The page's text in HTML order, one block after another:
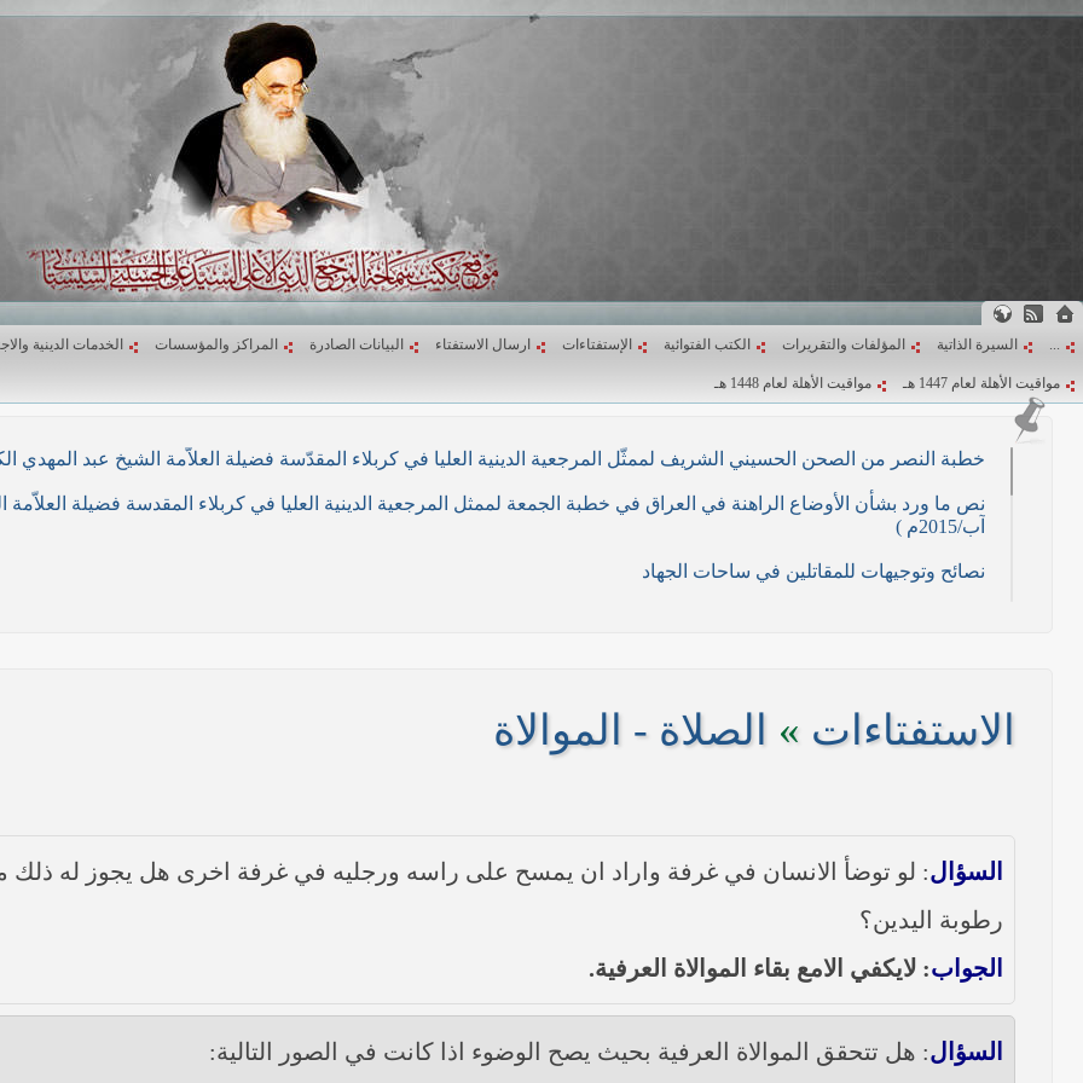
... السيرة الذاتية المؤلفات والتقريرات الكتب الفتوائية الإستفتاءات ارسال الاستفتاء البيانات الصادرة المراكز والمؤسسات الخدمات الدينية
مواقيت الأهلة لعام 1447 هـ مواقيت الأهلة لعام 1448 هـ
خطبة النصر من الصحن الحسيني الشريف لممثّل المرجعية الدينية العليا في كربلاء المقدّسة فضيلة العلاّمة الشيخ عبد المهدي الكربلائي في (26/ربيع الأول/1439هـ)
آب/2015م )
نصائح وتوجيهات للمقاتلين في ساحات الجهاد
على مناطق واسعة في محافظتي نينوى وصلاح الدين وإعلانها أنها تستهدف بقية المحافظات
بيان صادر من مكتب سماحة السيد السيستاني -دام ظلّه - في النجف الأشرف حول التطورات الأمنية الأخيرة في محافظة نينوى
الاستفتاءات » الصلاة - الموالاة
السؤال: لو توضأ الانسان في غرفة واراد ان يمسح على راسه ورجليه في غرفة اخرى هل يجوز له ذلك
رطوبة اليدين؟
الجواب: لايكفي الامع بقاء الموالاة العرفية.
السؤال: هل تتحقق الموالاة العرفية بحيث يصح الوضوء اذا كانت في الصور التالية: